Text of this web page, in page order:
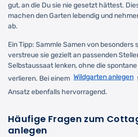
gut, an die Du sie nie gesetzt hättest.
machen den Garten lebendig und
ab.
Ein Tipp: Sammle Samen von besonders
verstreue sie gezielt an passenden
Selbstaussaat lenken, ohne die
verlieren. Bei einem Wildgarten anlegen
Ansatz ebenfalls hervorragend.
Häufige Fragen zum
anlegen